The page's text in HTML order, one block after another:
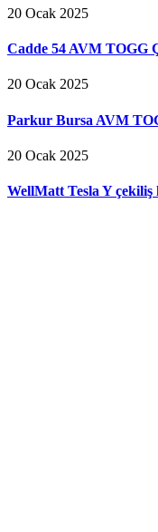
20 Ocak 2025
Cadde 54 AVM TOGG
20 Ocak 2025
Parkur Bursa AVM
20 Ocak 2025
WellMatt Tesla Y çekiliş